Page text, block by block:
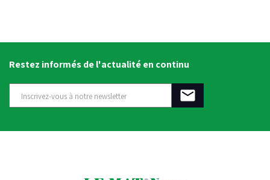
Restez informés de l'actualité en continu